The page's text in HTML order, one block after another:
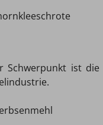
Schwerpunkt ist